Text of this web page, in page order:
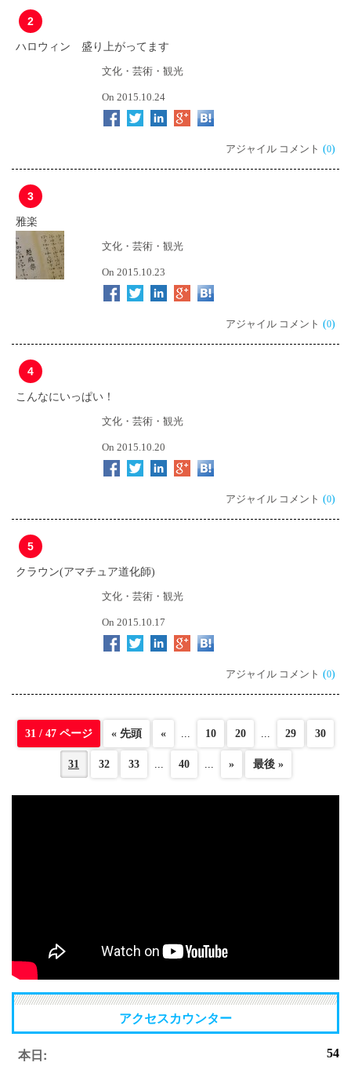
2
ハロウィン 盛り上がってます
文化・芸術・観光
On 2015.10.24
アジャイル コメント (0)
3
雅楽
文化・芸術・観光
On 2015.10.23
アジャイル コメント (0)
4
こんなにいっぱい！
文化・芸術・観光
On 2015.10.20
アジャイル コメント (0)
5
クラウン(アマチュア道化師)
文化・芸術・観光
On 2015.10.17
アジャイル コメント (0)
31 / 47 ページ « 先頭 « ... 10 20 ... 29 30
31 32 33 ... 40 ... » 最後 »
アクセスカウンター
本日: 54